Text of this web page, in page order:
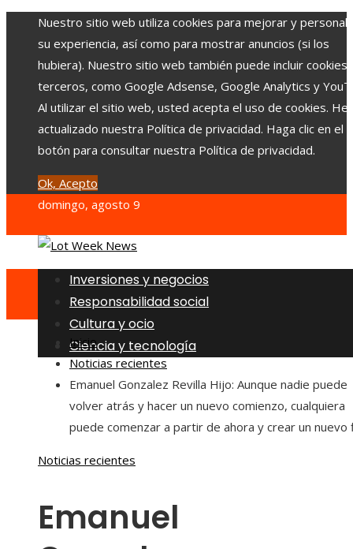
Nuestro sitio web utiliza cookies para mejorar y
su experiencia, así como para mostrar anuncios (si los
hubiera). Nuestro sitio web también puede incluir cookies
terceros, como Google Adsense, Google Analytics y
Al utilizar el sitio web, usted acepta el uso de cookies.
actualizado nuestra Política de privacidad. Haga clic en el
botón para consultar nuestra Política de privacidad.
Ok, Acepto
domingo, agosto 9
Inversiones y negocios
Responsabilidad social
Cultura y ocio
Ciencia y tecnología
Inicio
Noticias recientes
Emanuel Gonzalez Revilla Hijo: Aunque nadie puede
volver atrás y hacer un nuevo comienzo, cualquiera
puede comenzar a partir de ahora y crear un nuevo
Noticias recientes
Emanuel